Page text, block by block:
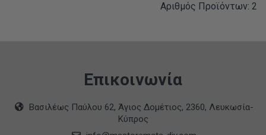
Αριθμός Προϊόντων: 2
Επικοινωνία
Βασιλέως Παύλου 62, Άγιος Δομέτιος, 2360, Λευκωσία-
Κύπρος